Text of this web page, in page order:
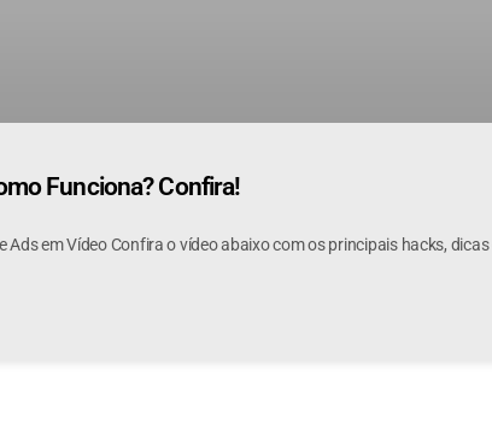
Funciona? Confira!
Ads em Vídeo Confira o vídeo abaixo com os principais hacks,